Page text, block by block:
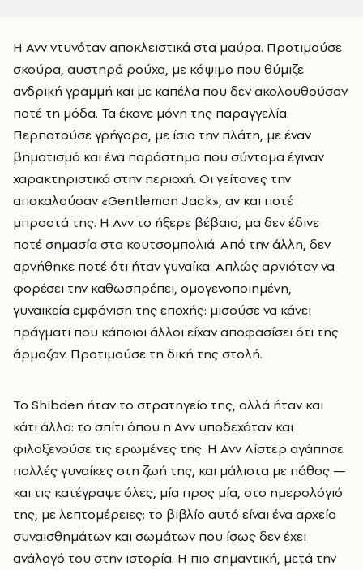
Η Ανν ντυνόταν αποκλειστικά στα μαύρα. Προτιμούσε
σκούρα, αυστηρά ρούχα, με κόψιμο που θύμιζε
ανδρική γραμμή και με καπέλα που δεν ακολουθούσαν
ποτέ τη μόδα. Τα έκανε μόνη της παραγγελία.
Περπατούσε γρήγορα, με ίσια την πλάτη, με έναν
βηματισμό και ένα παράστημα που σύντομα έγιναν
χαρακτηριστικά στην περιοχή. Οι γείτονες την
αποκαλούσαν «Gentleman Jack», αν και ποτέ
μπροστά της. Η Ανν το ήξερε βέβαια, μα δεν έδινε
ποτέ σημασία στα κουτσομπολιά. Από την άλλη, δεν
αρνήθηκε ποτέ ότι ήταν γυναίκα. Απλώς αρνιόταν να
φορέσει την καθωσπρέπει, ομογενοποιημένη,
γυναικεία εμφάνιση της εποχής: μισούσε να κάνει
πράγματι που κάποιοι άλλοι είχαν αποφασίσει ότι της
άρμοζαν. Προτιμούσε τη δική της στολή.
Το Shibden ήταν το στρατηγείο της, αλλά ήταν και
κάτι άλλο: το σπίτι όπου η Ανν υποδεχόταν και
φιλοξενούσε τις ερωμένες της. Η Ανν Λίστερ αγάπησε
πολλές γυναίκες στη ζωή της, και μάλιστα με πάθος —
και τις κατέγραψε όλες, μία προς μία, στο ημερολόγιό
της, με λεπτομέρειες: το βιβλίο αυτό είναι ένα αρχείο
συναισθημάτων και σωμάτων που ίσως δεν έχει
ανάλογό του στην ιστορία. Η πιο σημαντική, μετά την